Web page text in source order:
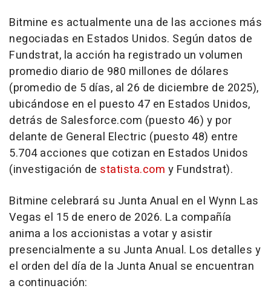
Bitmine es actualmente una de las acciones más
negociadas en Estados Unidos. Según datos de
Fundstrat, la acción ha registrado un volumen
promedio diario de 980 millones de dólares
(promedio de 5 días, al 26 de diciembre de 2025),
ubicándose en el puesto 47 en Estados Unidos,
detrás de Salesforce.com (puesto 46) y por
delante de General Electric (puesto 48) entre
5.704 acciones que cotizan en Estados Unidos
(investigación de statista.com y Fundstrat).
Bitmine celebrará su Junta Anual en el Wynn Las
Vegas el 15 de enero de 2026. La compañía
anima a los accionistas a votar y asistir
presencialmente a su Junta Anual. Los detalles y
el orden del día de la Junta Anual se encuentran
a continuación: